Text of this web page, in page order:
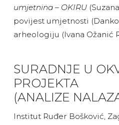
umjetnina – OKIRU
povijest umjetnosti
arheologiju (Ivana Ožanić
SURADNJE U
PROJEKTA
(ANALIZE
Institut Ruđer Bošković,